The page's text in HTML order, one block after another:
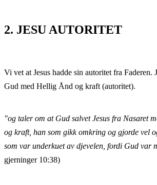
2. JESU AUTORITET
Vi vet at Jesus hadde sin autoritet fra Faderen.
Gud med Hellig Ånd og kraft (autoritet).
"og taler om at Gud salvet Jesus fra Nasaret
og kraft, han som gikk omkring og gjorde vel
som var underkuet av djevelen, fordi Gud var
gjerninger 10:38)